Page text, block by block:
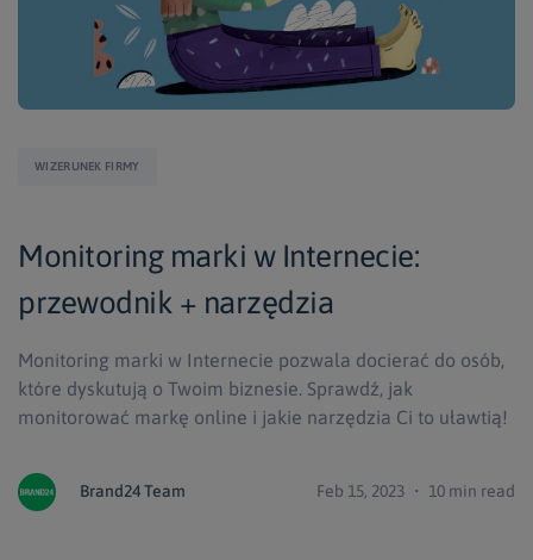
WIZERUNEK FIRMY
Monitoring marki w Internecie:
przewodnik + narzędzia
Monitoring marki w Internecie pozwala docierać do osób,
które dyskutują o Twoim biznesie. Sprawdź, jak
monitorować markę online i jakie narzędzia Ci to uławtią!
Brand24 Team Feb 15, 2023 ・ 10 min read